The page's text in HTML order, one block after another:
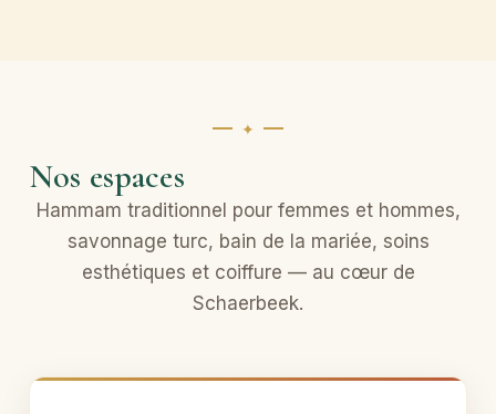
Nos espaces
Hammam traditionnel pour femmes et hommes,
savonnage turc, bain de la mariée, soins
esthétiques et coiffure — au cœur de
Schaerbeek.